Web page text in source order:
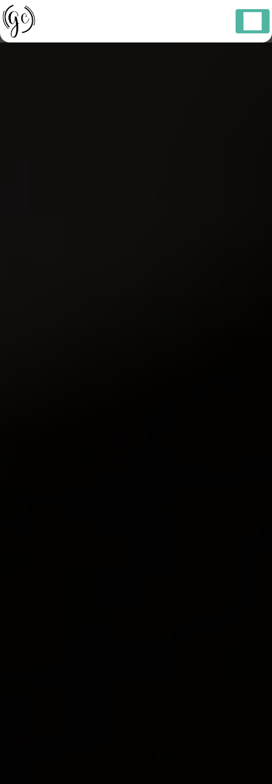
Panneau de gestion des cookies